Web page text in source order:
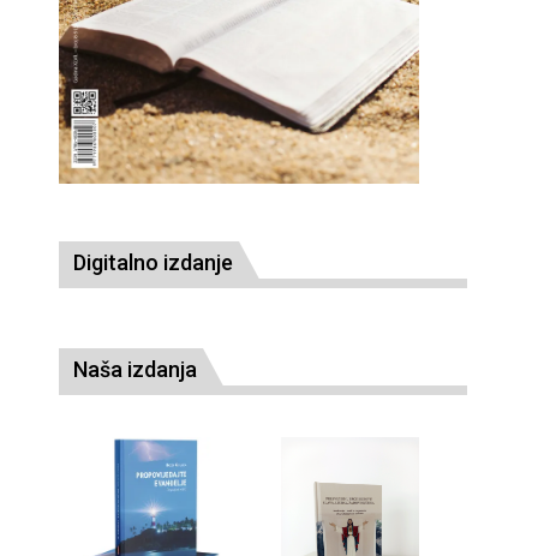
Digitalno izdanje
Naša izdanja